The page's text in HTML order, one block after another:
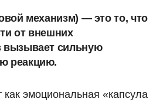
механизм) — это то, что
от внешних
вызывает сильную
реакцию.
как эмоциональная «капсула